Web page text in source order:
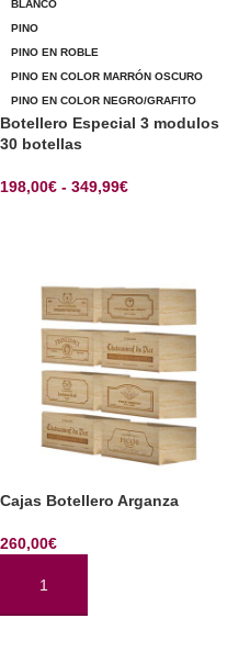
BLANCO
PINO
PINO EN ROBLE
PINO EN COLOR MARRÓN OSCURO
PINO EN COLOR NEGRO/GRAFITO
Botellero Especial 3 modulos
30 botellas
198,00€ - 349,99€
Cajas Botellero Arganza
260,00€
AÑADIR AL CARRITO